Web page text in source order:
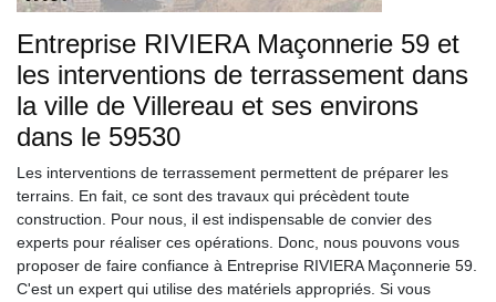
Entreprise RIVIERA Maçonnerie 59 et
les interventions de terrassement dans
la ville de Villereau et ses environs
dans le 59530
Les interventions de terrassement permettent de préparer les
terrains. En fait, ce sont des travaux qui précèdent toute
construction. Pour nous, il est indispensable de convier des
experts pour réaliser ces opérations. Donc, nous pouvons vous
proposer de faire confiance à Entreprise RIVIERA Maçonnerie 59.
C'est un expert qui utilise des matériels appropriés. Si vous